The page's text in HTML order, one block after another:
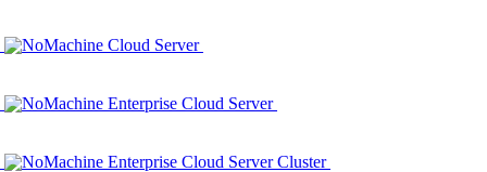
NoMachine Cloud Server
NoMachine Enterprise Cloud Server
NoMachine Enterprise Cloud Server Cluster